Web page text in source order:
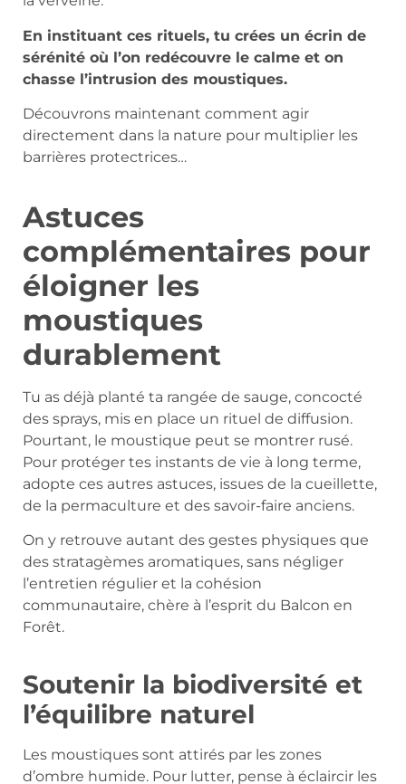
En instituant ces rituels, tu crées un écrin de
sérénité où l’on redécouvre le calme et on
chasse l’intrusion des moustiques.
Découvrons maintenant comment agir
directement dans la nature pour multiplier les
barrières protectrices…
Astuces
complémentaires pour
éloigner les
moustiques
durablement
Tu as déjà planté ta rangée de sauge, concocté
des sprays, mis en place un rituel de diffusion.
Pourtant, le moustique peut se montrer rusé.
Pour protéger tes instants de vie à long terme,
adopte ces autres astuces, issues de la cueillette,
de la permaculture et des savoir-faire anciens.
On y retrouve autant des gestes physiques que
des stratagèmes aromatiques, sans négliger
l’entretien régulier et la cohésion
communautaire, chère à l’esprit du Balcon en
Forêt.
Soutenir la biodiversité et
l’équilibre naturel
Les moustiques sont attirés par les zones
d’ombre humide. Pour lutter, pense à éclaircir les